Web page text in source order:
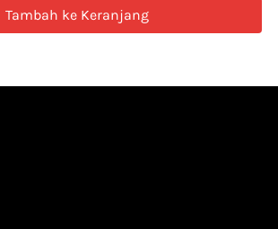
`
Tambah ke Keranjang